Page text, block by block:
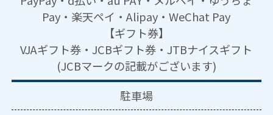
Pay・楽天ペイ・Alipay・WeChat Pay
【ギフト券】
VJAギフト券・JCBギフト券・JTBナイスギフト
(JCBマークの記載がございます)
駐車場